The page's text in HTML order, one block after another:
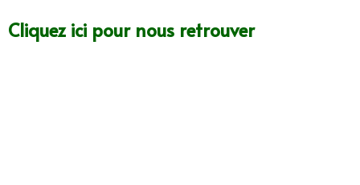
Cliquez ici pour nous retrouver